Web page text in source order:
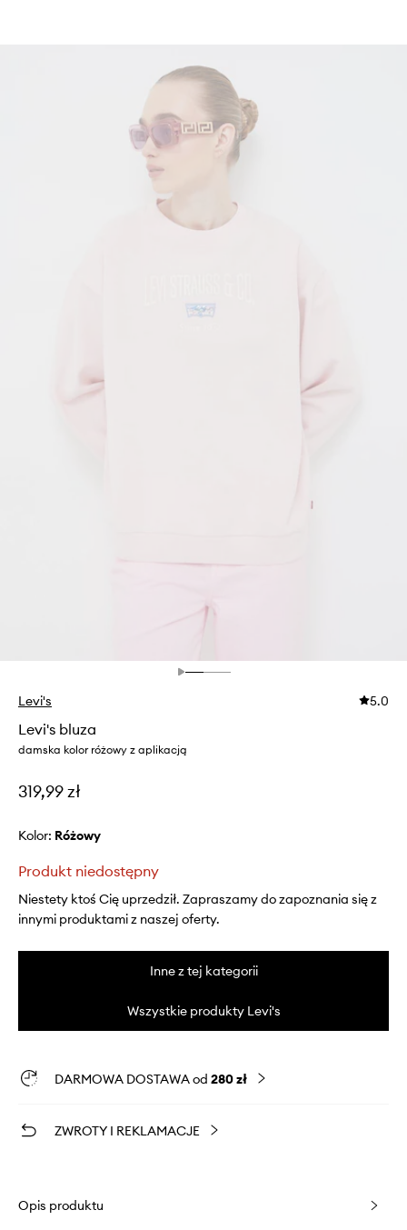
Levi's 5.0
Levi's bluza
damska kolor różowy z aplikacją
319,99 zł
Kolor: różowy
Produkt niedostępny
Niestety ktoś Cię uprzedził. Zapraszamy do zapoznania się z
innymi produktami z naszej oferty.
Inne z tej kategorii
Wszystkie produkty Levi's
DARMOWA DOSTAWA od 280 zł
ZWROTY I REKLAMACJE
Opis produktu